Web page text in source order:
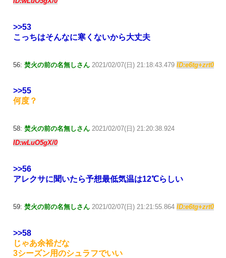
>>53
こっちはそんなに寒くないから大丈夫
56: 焚火の前の名無しさん 2021/02/07(日) 21:18:43.479 ID:e6tg+zrt0
>>55
何度？
58: 焚火の前の名無しさん 2021/02/07(日) 21:20:38.924
ID:wLuO5gX/0
>>56
アレクサに聞いたら予想最低気温は12℃らしい
59: 焚火の前の名無しさん 2021/02/07(日) 21:21:55.864 ID:e6tg+zrt0
>>58
じゃあ余裕だな
3シーズン用のシュラフでいい